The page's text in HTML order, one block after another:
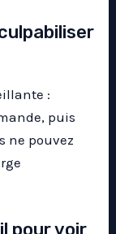
:
puis
ne pouvez